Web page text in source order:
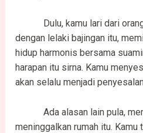
Dulu, kamu lari dari
dengan lelaki bajingan itu,
hidup harmonis bersama
harapan itu sirna. Kamu
akan selalu menjadi
Ada alasan lain pula,
meninggalkan rumah itu. Kamu